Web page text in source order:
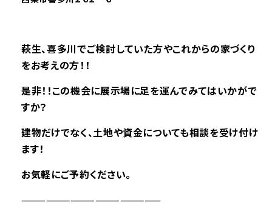
萩生、喜多川でご検討していた方やこれからの家づくり
をお考えの方！！
是非！！この機会に展示場に足を運んでみてはいかがで
すか？
建物だけでなく、土地や資金についても相談を受け付け
ます！
お気軽にご予約ください。
—————————————————